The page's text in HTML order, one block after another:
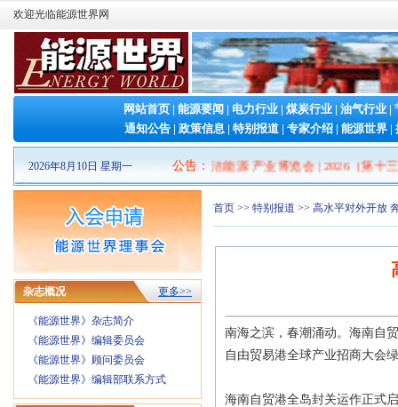
欢迎光临能源世界网
网站首页 | 能源要闻 | 电力行业 | 煤炭行业 | 油气行业 |
通知公告 | 政策信息 | 特别报道 | 专家介绍 | 能源世界 |
2026年8月10日 星期一 公告 ：
2026山东清洁能源 产业博览会|2026（第十三届
杂志概况 更多>>
《能源世界》杂志简介
《能源世界》编辑委员会
《能源世界》顾问委员会
《能源世界》编辑部联系方式
首页 >> 特别报道 >> 高水平对外开放
南海之滨，春潮涌动。海南自
自由贸易港全球产业招商大会
海南自贸港全岛封关运作正式